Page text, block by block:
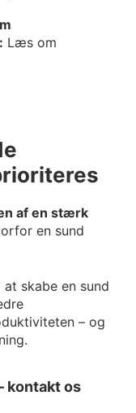
Læs om
af en stærk
en sund
at skabe en sund
– og
kontakt os